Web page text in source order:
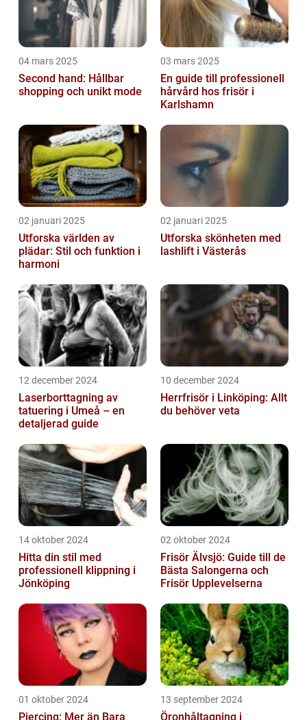
04 mars 2025
Second hand: Hållbar
shopping och unikt mode
03 mars 2025
En guide till professionell
hårvård hos frisör i
Karlshamn
02 januari 2025
Utforska världen av
plädar: Stil och funktion i
harmoni
02 januari 2025
Utforska skönheten med
lashlift i Västerås
12 december 2024
Laserborttagning av
tatuering i Umeå – en
detaljerad guide
10 december 2024
Herrfrisör i Linköping: Allt
du behöver veta
14 oktober 2024
Hitta din stil med
professionell klippning i
Jönköping
02 oktober 2024
Frisör Älvsjö: Guide till de
Bästa Salongerna och
Frisör Upplevelserna
01 oktober 2024
Piercing: Mer än Bara
13 september 2024
Öronhåltagning i